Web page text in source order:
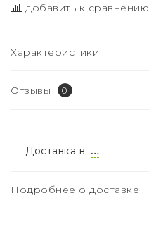
добавить к сравнению
Характеристики
Отзывы 0
Доставка в …
Подробнее о доставке